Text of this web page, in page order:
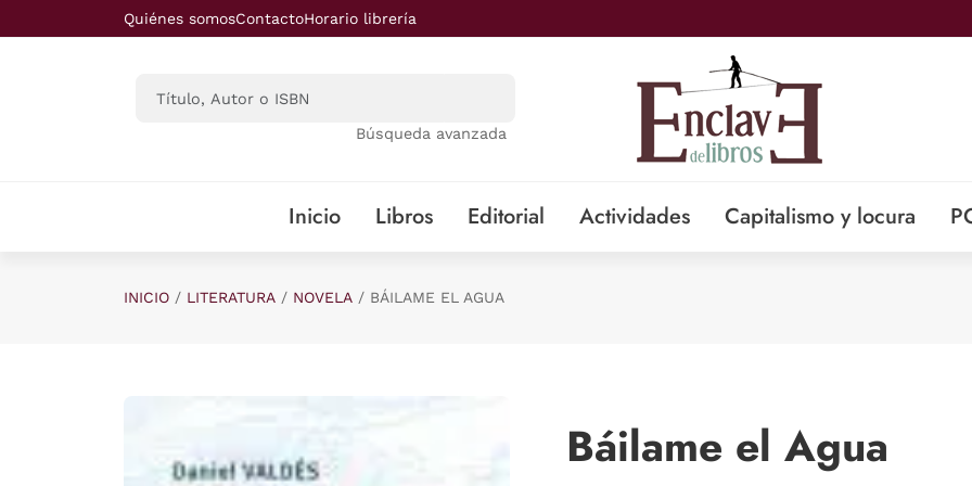
Saltar al contenido principal
Quiénes somosContactoHorario librería
Búsqueda avanzada
Inicio Libros Editorial Actividades Capitalismo y locura
INICIO LITERATURA NOVELA BÁILAME EL AGUA
Báilame el Agua